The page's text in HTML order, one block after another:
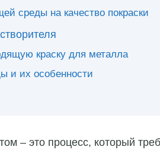
среды на качество покраски
краску для металла
и их особенности
– это процесс, который